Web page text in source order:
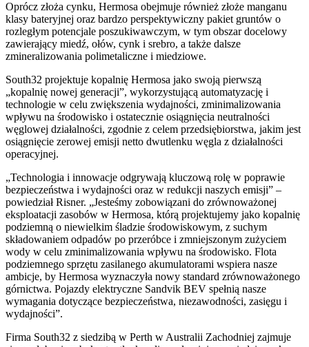
Oprócz złoża cynku, Hermosa obejmuje również złoże manganu
klasy bateryjnej oraz bardzo perspektywiczny pakiet gruntów o
rozległym potencjale poszukiwawczym, w tym obszar docelowy
zawierający miedź, ołów, cynk i srebro, a także dalsze
zmineralizowania polimetaliczne i miedziowe.
South32 projektuje kopalnię Hermosa jako swoją pierwszą
„kopalnię nowej generacji”, wykorzystującą automatyzację i
technologie w celu zwiększenia wydajności, zminimalizowania
wpływu na środowisko i ostatecznie osiągnięcia neutralności
węglowej działalności, zgodnie z celem przedsiębiorstwa, jakim jest
osiągnięcie zerowej emisji netto dwutlenku węgla z działalności
operacyjnej.
„Technologia i innowacje odgrywają kluczową rolę w poprawie
bezpieczeństwa i wydajności oraz w redukcji naszych emisji” –
powiedział Risner. „Jesteśmy zobowiązani do zrównoważonej
eksploatacji zasobów w Hermosa, którą projektujemy jako kopalnię
podziemną o niewielkim śladzie środowiskowym, z suchym
składowaniem odpadów po przeróbce i zmniejszonym zużyciem
wody w celu zminimalizowania wpływu na środowisko. Flota
podziemnego sprzętu zasilanego akumulatorami wspiera nasze
ambicje, by Hermosa wyznaczyła nowy standard zrównoważonego
górnictwa. Pojazdy elektryczne Sandvik BEV spełnią nasze
wymagania dotyczące bezpieczeństwa, niezawodności, zasięgu i
wydajności”.
Firma South32 z siedzibą w Perth w Australii Zachodniej zajmuje